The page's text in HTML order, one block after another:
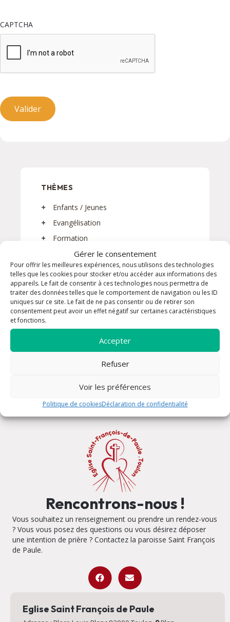
Gérer le consentement
Pour offrir les meilleures expériences, nous utilisons des technologies
telles que les cookies pour stocker et/ou accéder aux informations des
appareils. Le fait de consentir à ces technologies nous permettra de
traiter des données telles que le comportement de navigation ou les ID
uniques sur ce site. Le fait de ne pas consentir ou de retirer son
consentement peut avoir un effet négatif sur certaines caractéristiques
et fonctions.
Accepter
Refuser
Voir les préférences
Politique de cookiesDéclaration de confidentialité
CAPTCHA
Valider
THÈMES
Enfants / Jeunes
Evangélisation
Formation
Messe
Prière
Rencontre
Sacrements
Service
Solidarité
Rencontrons-nous !
Vous souhaitez un renseignement ou prendre un rendez-vous
? Vous vous posez des questions ou vous désirez déposer
une intention de prière ? Contactez la paroisse Saint François
de Paule.
Eglise Saint François de Paule